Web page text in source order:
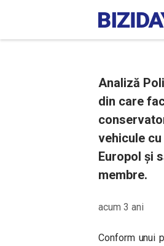
Analiză
din care
vehicule
Europol și
membre.
acum 3 ani
Conform unui